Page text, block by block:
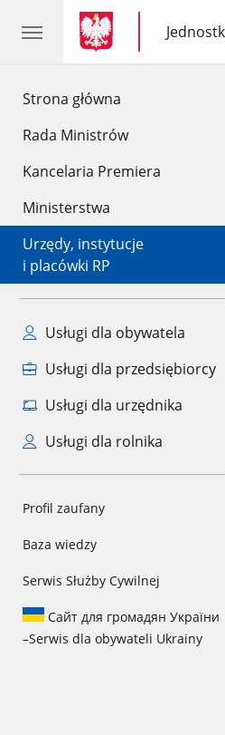
Strona główna
Rada Ministrów
Kancelaria Premiera
Ministerstwa
Urzędy, instytucje
i placówki RP
Usługi dla obywatela
Usługi dla przedsiębiorcy
Usługi dla urzędnika
Usługi dla rolnika
Profil zaufany
Baza wiedzy
Serwis Służby Cywilnej
Сайт для громадян України
–Serwis dla obywateli Ukrainy
gov.pl
gov.pl
gov.pl
Jednostki
Państwowej